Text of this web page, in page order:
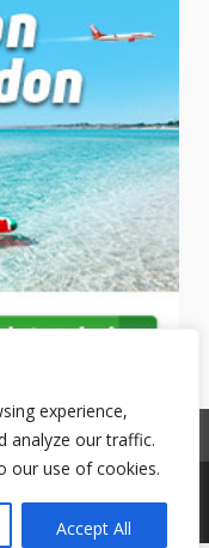
experience,
analyze our traffic.
our use of cookies.
Accept All
Rights Reserved.